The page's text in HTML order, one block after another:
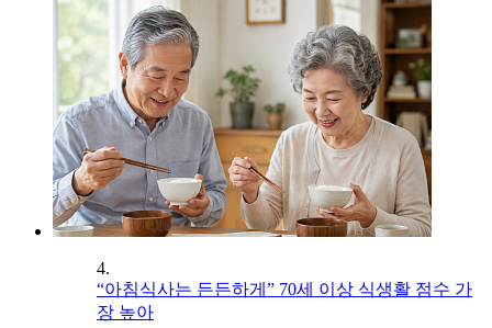
4.
“아침식사는 든든하게” 70세 이상 식생활 점수 가
장 높아